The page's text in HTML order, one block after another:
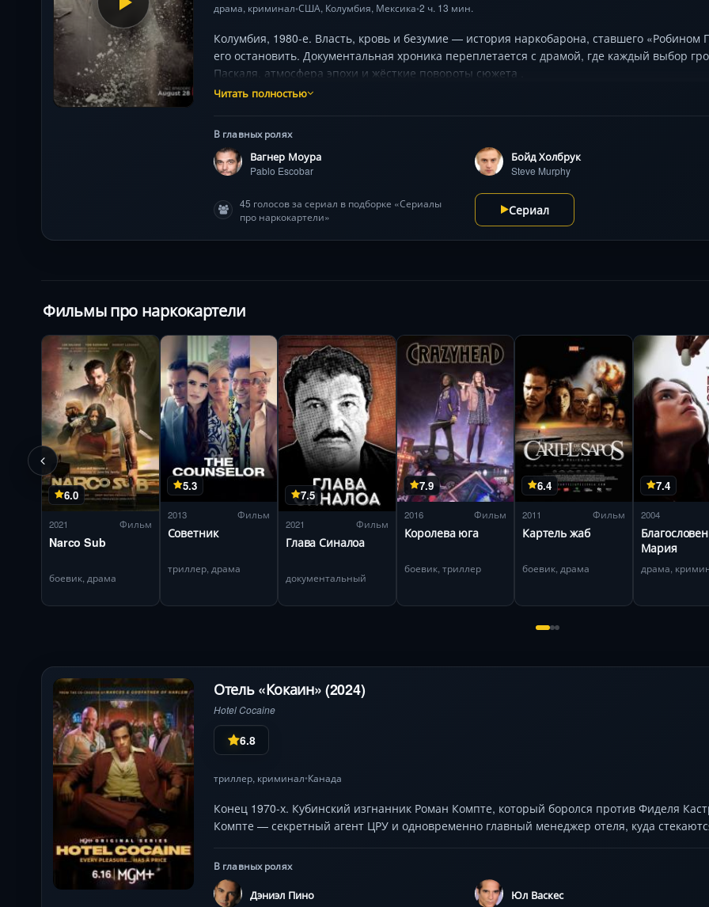
драма, криминал•США, Колумбия, Мексика•2 ч. 13 мин.
Колумбия, 1980-е. Власть, кровь и безумие — история наркобарона, ставшего «Робином
его остановить. Документальная хроника переплетается с драмой, где каждый выбор
Паскаля, атмосфера эпохи и жёсткие повороты сюжета .
Читать полностью
В главных ролях
Вагнер Моура
Pablo Escobar
Бойд Холбрук
Steve Murphy
45 голосов за сериал в подборке «Сериалы
про наркокартели»
Сериал
Фильмы про наркокартели
6.0
2021 Фильм
Narco Sub
боевик, драма
5.3
2013 Фильм
Советник
триллер, драма
7.5
2021 Фильм
Глава Синалоа
документальный
7.9
2016 Фильм
Королева юга
боевик, триллер
6.4
2011 Фильм
Картель жаб
боевик, драма
7.4
2004
Мария
драма,
Отель «Кокаин» (2024)
Hotel Cocaine
6.8
триллер, криминал•Канада
Конец 1970-х. Кубинский изгнанник Роман Компте, который боролся против Фиделя
Компте — секретный агент ЦРУ и одновременно главный менеджер отеля, куда
В главных ролях
Дэниэл Пино Юл Васкес